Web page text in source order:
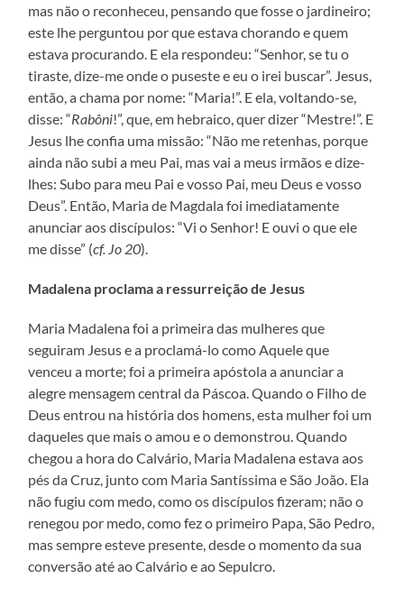
mas não o reconheceu, pensando que fosse o jardineiro;
este lhe perguntou por que estava chorando e quem
estava procurando. E ela respondeu: “Senhor, se tu o
tiraste, dize-me onde o puseste e eu o irei buscar”. Jesus,
então, a chama por nome: “Maria!”. E ela, voltando-se,
disse: “Rabôni!”, que, em hebraico, quer dizer “Mestre!”. E
Jesus lhe confia uma missão: “Não me retenhas, porque
ainda não subi a meu Pai, mas vai a meus irmãos e dize-
lhes: Subo para meu Pai e vosso Pai, meu Deus e vosso
Deus”. Então, Maria de Magdala foi imediatamente
anunciar aos discípulos: “Vi o Senhor! E ouvi o que ele
me disse” (cf. Jo 20).
Madalena proclama a ressurreição de Jesus
Maria Madalena foi a primeira das mulheres que
seguiram Jesus e a proclamá-lo como Aquele que
venceu a morte; foi a primeira apóstola a anunciar a
alegre mensagem central da Páscoa. Quando o Filho de
Deus entrou na história dos homens, esta mulher foi um
daqueles que mais o amou e o demonstrou. Quando
chegou a hora do Calvário, Maria Madalena estava aos
pés da Cruz, junto com Maria Santíssima e São João. Ela
não fugiu com medo, como os discípulos fizeram; não o
renegou por medo, como fez o primeiro Papa, São Pedro,
mas sempre esteve presente, desde o momento da sua
conversão até ao Calvário e ao Sepulcro.